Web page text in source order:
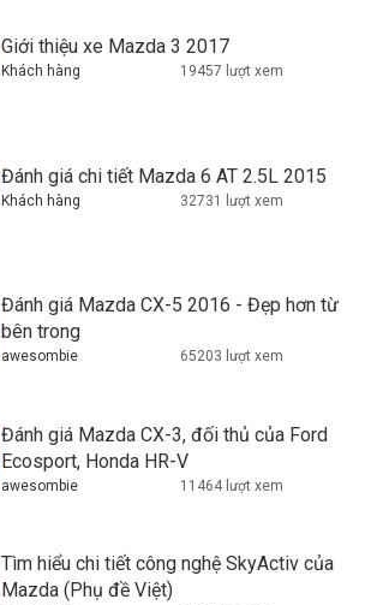
Giới thiệu xe Mazda 3 2017
Khách hàng 19457 lượt xem
Đánh giá chi tiết Mazda 6 AT 2.5L 2015
Khách hàng 32731 lượt xem
Đánh giá Mazda CX-5 2016 - Đẹp hơn từ
bên trong
awesombie 65203 lượt xem
Đánh giá Mazda CX-3, đối thủ của Ford
Ecosport, Honda HR-V
awesombie 11464 lượt xem
Tìm hiểu chi tiết công nghệ SkyActiv của
Mazda (Phụ đề Việt)